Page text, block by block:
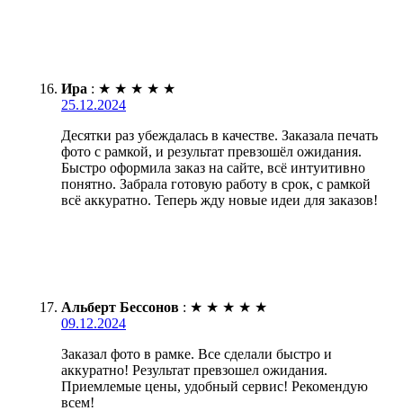
Ира : ★ ★ ★ ★ ★
25.12.2024
Десятки раз убеждалась в качестве. Заказала печать
фото с рамкой, и результат превзошёл ожидания.
Быстро оформила заказ на сайте, всё интуитивно
понятно. Забрала готовую работу в срок, с рамкой
всё аккуратно. Теперь жду новые идеи для заказов!
Альберт Бессонов : ★ ★ ★ ★ ★
09.12.2024
Заказал фото в рамке. Все сделали быстро и
аккуратно! Результат превзошел ожидания.
Приемлемые цены, удобный сервис! Рекомендую
всем!